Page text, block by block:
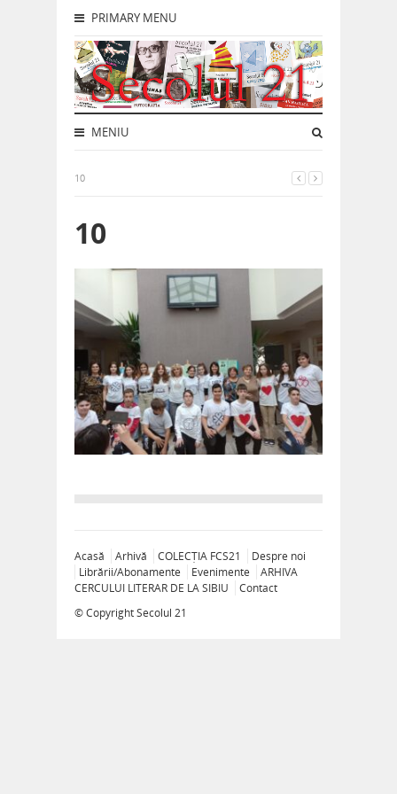
PRIMARY MENU
MENIU
10
10
Acasă Arhivă COLECȚIA FCS21
Despre noi
Librării/Abonamente
Evenimente
ARHIVA
CERCULUI LITERAR DE LA SIBIU
Contact
© CopyrightSecolul 21